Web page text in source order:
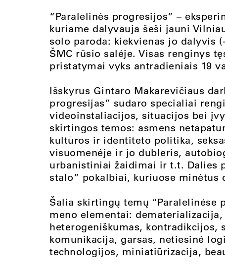
“Paralelinės progresijos” –
kuriame dalyvauja šeši jauni
solo paroda: kiekvienas jo dalyvis
ŠMC rūsio salėje. Visas renginys
pristatymai vyks antradieniais 19
Išskyrus Gintaro Makarevičiaus
progresijas” sudaro specialiai
videoinstaliacijos, situacijos bei
skirtingos temos: asmens
kultūros ir identiteto politika,
visuomenėje ir jo dubleris,
urbanistiniai žaidimai ir t.t. Dalies
stalo” pokalbiai, kuriuose minėtus
Šalia skirtingų temų “Paralelinėse
meno elementai:
heterogeniškumas,
komunikacija, garsas, netiesinė
technologijos, miniatiūrizacija,